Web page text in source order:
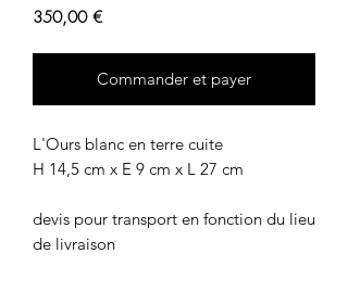
350,00 €Prix
Commander et payer
L'Ours blanc en terre cuite
H 14,5 cm x E 9 cm x L 27 cm
devis pour transport en fonction du lieu
de livraison